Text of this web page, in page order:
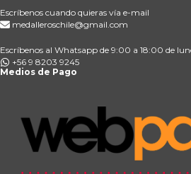
Escríbenos cuando quieras vía e-mail
medalleroschile@gmail.com
Escríbenos al Whatsapp de 9:00 a 18:00 de
+56 9 8203 9245
Medios de Pago